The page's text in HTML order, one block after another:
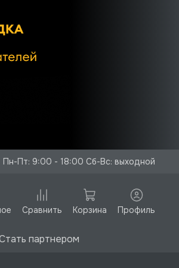
Пн-Пт: 9:00 - 18:00 Сб-Вс: выходной
Сравнить Корзина Профиль
партнером